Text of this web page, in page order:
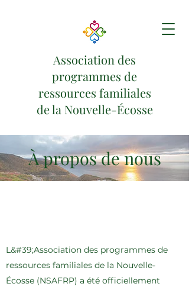
Association des
programmes de
ressources familiales
de la Nouvelle-Écosse
À propos de nous
L&#39;Association des programmes de
ressources familiales de la Nouvelle-
Écosse (NSAFRP) a été officiellement